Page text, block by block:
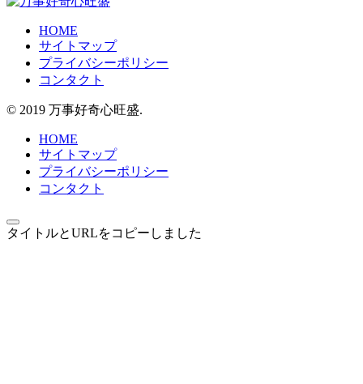
HOME
サイトマップ
プライバシーポリシー
コンタクト
© 2019 万事好奇心旺盛.
HOME
サイトマップ
プライバシーポリシー
コンタクト
タイトルとURLをコピーしました